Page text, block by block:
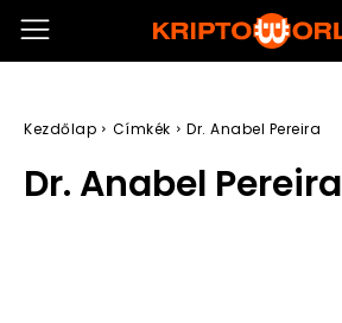
Kezdőlap Címkék Dr. Anabel Pereira
Dr. Anabel Pereira